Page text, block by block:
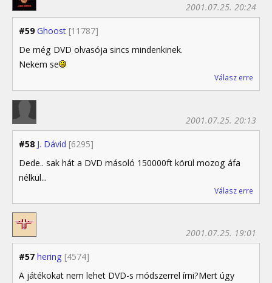
#59 Ghoost [11787]
2001.07.25. 20:24
De még DVD olvasója sincs mindenkinek.
Nekem se
Válasz erre
#58 J. Dávid [6295]
2001.07.25. 20:13
Dede.. sak hát a DVD másoló 150000ft körül mozog áfa
nélkül...
Válasz erre
#57 hering [4574]
2001.07.25. 19:01
A játékokat nem lehet DVD-s módszerrel írni?Mert úgy